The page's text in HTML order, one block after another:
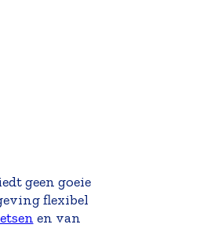
geen goeie
flexibel
en van